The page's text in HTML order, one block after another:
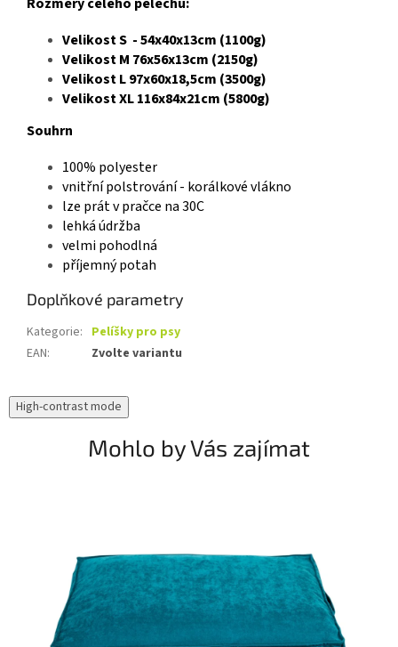
Velikost S - 54x40x13cm (1100g)
Velikost M 76x56x13cm (2150g)
Velikost L 97x60x18,5cm (3500g)
Velikost XL 116x84x21cm (5800g)
Souhrn
100% polyester
vnitřní polstrování - korálkové vlákno
lze prát v pračce na 30C
lehká údržba
velmi pohodlná
příjemný potah
Doplňkové parametry
Kategorie: Pelíšky pro psy
EAN: Zvolte variantu
High-contrast mode
Mohlo by Vás zajímat